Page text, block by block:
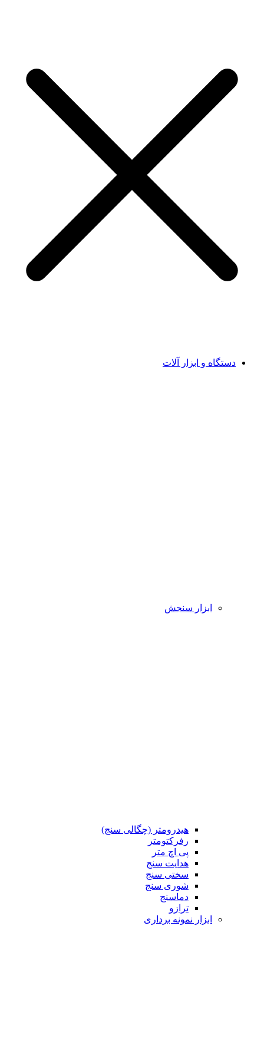
دستگاه و ابزار آلات
ابزار سنجش
هیدرومتر (چگالی سنج)
رفرکتومتر
پی اچ متر
هدایت سنج
سختی سنج
شوری سنج
دماسنج
ترازو
ابزار نمونه برداری